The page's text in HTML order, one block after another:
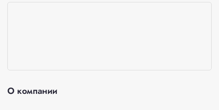
О компании